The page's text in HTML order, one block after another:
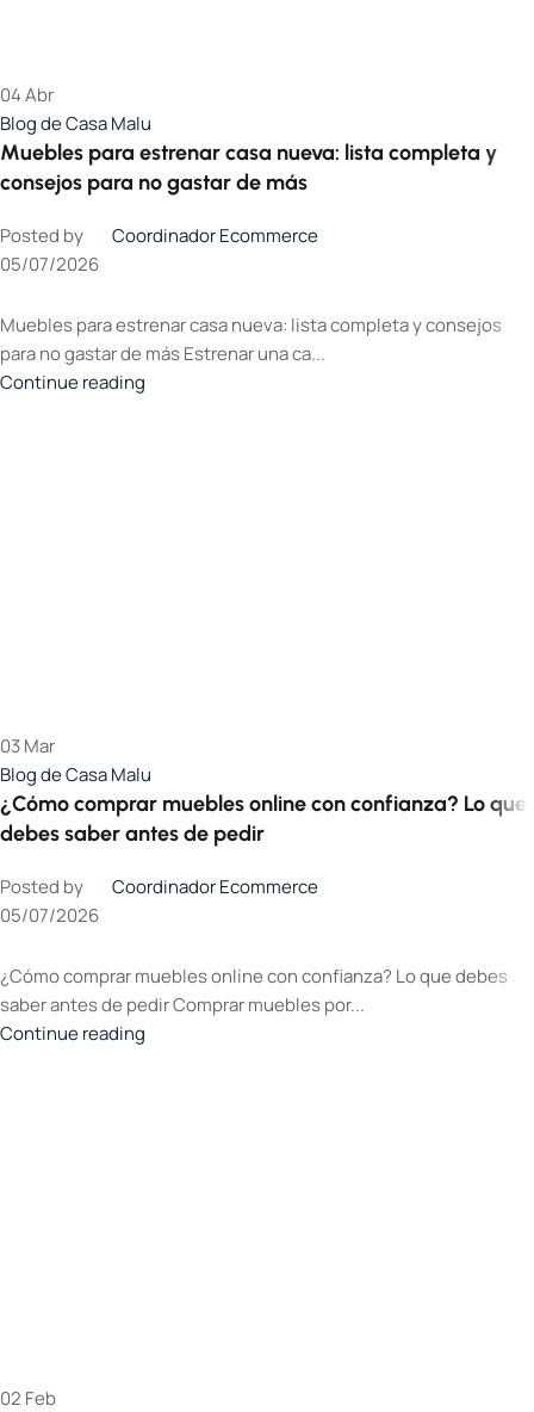
04Abr
Blog de Casa Malu
Muebles para estrenar casa nueva: lista completa y
consejos para no gastar de más
Posted by
Coordinador Ecommerce
05/07/2026
Muebles para estrenar casa nueva: lista completa y consejos
para no gastar de más Estrenar una ca...
Continue reading
03Mar
Blog de Casa Malu
¿Cómo comprar muebles online con confianza? Lo que
debes saber antes de pedir
Posted by
Coordinador Ecommerce
05/07/2026
¿Cómo comprar muebles online con confianza? Lo que debes
saber antes de pedir Comprar muebles por...
Continue reading
02 Feb